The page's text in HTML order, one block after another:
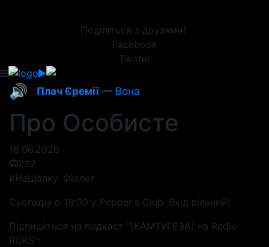
Поділіться з друзями!
Facebook
Twitter
🔊 Плач Єремії— Вона
Про Особисте
18.06.2026
222
#НаШапку. Фіолет
Сьогодні о 18:00 у Pepper's Club. Вхід вільний!
Підпишіться на подкаст "[КАМТУГЕЗА] на Radio
ROKS":